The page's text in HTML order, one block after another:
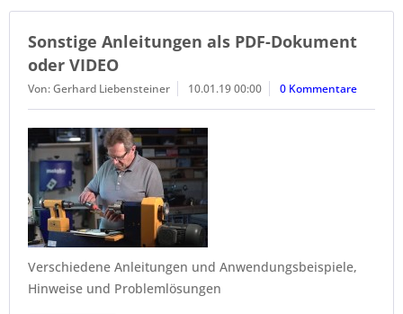
Sonstige Anleitungen als PDF-Dokument
oder VIDEO
Von: Gerhard Liebensteiner 10.01.19 00:00 0 Kommentare
Verschiedene Anleitungen und Anwendungsbeispiele,
Hinweise und Problemlösungen